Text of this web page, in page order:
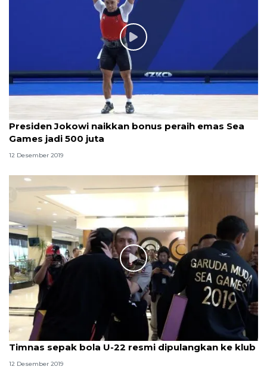
Presiden Jokowi naikkan bonus peraih emas Sea
Games jadi 500 juta
12 Desember 2019
Timnas sepak bola U-22 resmi dipulangkan ke klub
12 Desember 2019